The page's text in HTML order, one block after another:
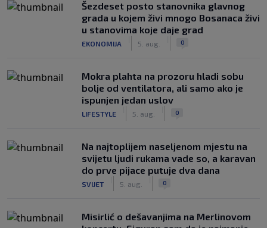
Šezdeset posto stanovnika glavnog
grada u kojem živi mnogo Bosanaca živi
u stanovima koje daje grad
EKONOMIJA 5. aug. 0
Mokra plahta na prozoru hladi sobu
bolje od ventilatora, ali samo ako je
ispunjen jedan uslov
LIFESTYLE 5. aug. 0
Na najtoplijem naseljenom mjestu na
svijetu ljudi rukama vade so, a karavan
do prve pijace putuje dva dana
SVIJET 5. aug. 0
Misirlić o dešavanjima na Merlinovom